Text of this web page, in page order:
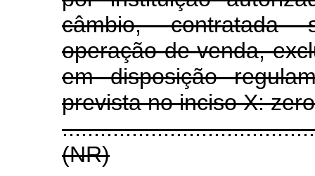
câmbio, contratada
operação de venda,
em disposição
prevista no inciso X:
(NR)